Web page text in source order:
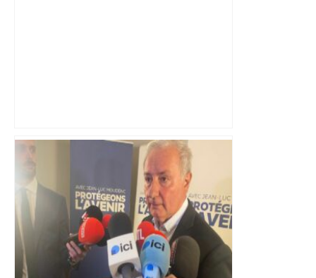
ENTRETIEN. Municipales 2026 à
Toulouse : sous le feu des critiques,
Briançon assume son alliance avec
Piquemal, "ce n’est pas un accord de
postes" – ladepeche.fr